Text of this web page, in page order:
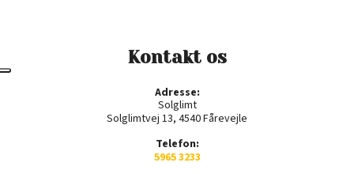
Kontakt os
Adresse:
Solglimt
Solglimtvej 13, 4540 Fårevejle
Telefon:
5965 3233